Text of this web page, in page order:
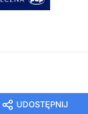
UDOSTĘPNIJ